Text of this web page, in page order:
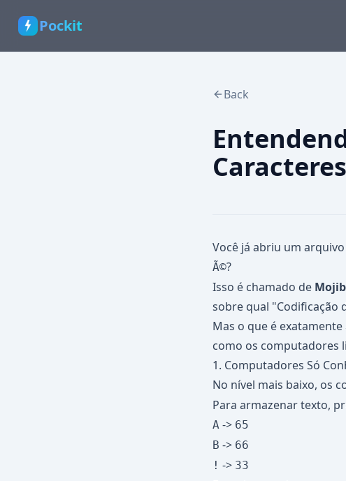
Pockit
Back
Você já abriu um
Ã©?
Isso é chamado de
sobre qual "Codificação
Mas o que é
como os computadores
1. Computadores Só
No nível mais baixo, os
Para armazenar texto,
A -> 65
B -> 66
! -> 33